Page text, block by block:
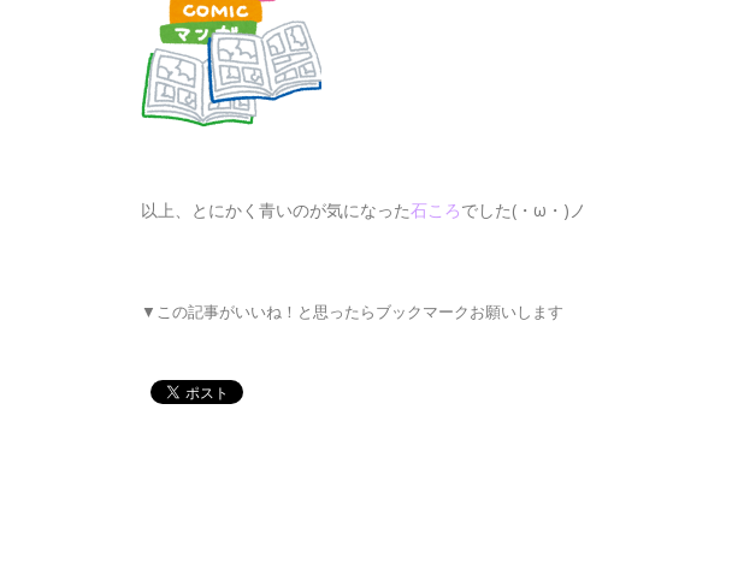
以上、とにかく青いのが気になった石ころでした(・ω・)ノ
▼この記事がいいね！と思ったらブックマークお願いします